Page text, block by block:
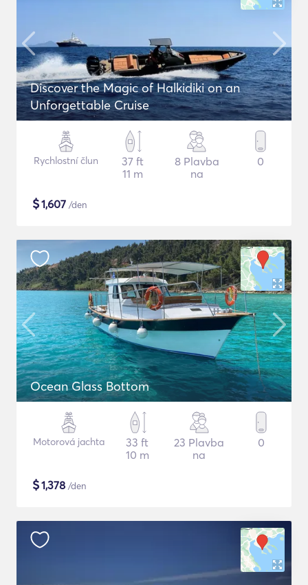
Discover the Magic of Halkidiki on an
Unforgettable Cruise
Rychlostní člun
37 ft
11 m
8 Plavba
na
0
$1,607 /den
Ocean Glass Bottom
Motorová jachta
33 ft
10 m
23 Plavba
na
0
$1,378 /den